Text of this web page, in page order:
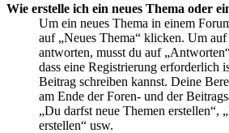
Wie erstelle ich ein neues Thema oder
Um ein neues Thema in einem
auf „Neues Thema“ klicken. Um
antworten, musst du auf
dass eine Registrierung erforderlich
Beitrag schreiben kannst. Deine
am Ende der Foren- und der
„Du darfst neue Themen erstellen“,
erstellen“ usw.